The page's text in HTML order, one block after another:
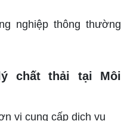
nghiệp thông thường
chất thải tại Môi
vị cung cấp dịch vụ